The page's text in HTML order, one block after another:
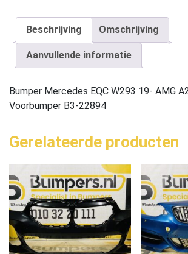
Beschrijving Omschrijving
Aanvullende informatie
Bumper Mercedes EQC W293 19- AMG
Voorbumper B3-22894
Gerelateerde producten